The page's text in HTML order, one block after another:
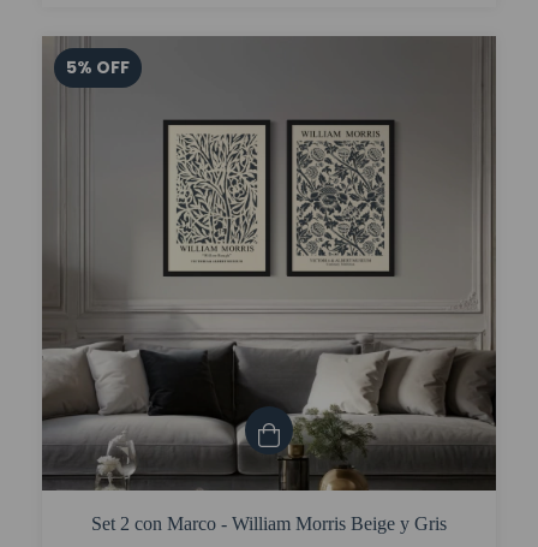
5% OFF
Set 2 con Marco - William Morris Beige y Gris